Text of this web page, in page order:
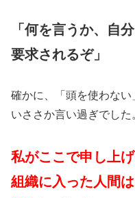
「何を言うか、自
要求されるぞ」
確かに、「頭を使わない
いささか言い過ぎでした
私がここで申し上げ
組織に入った人間